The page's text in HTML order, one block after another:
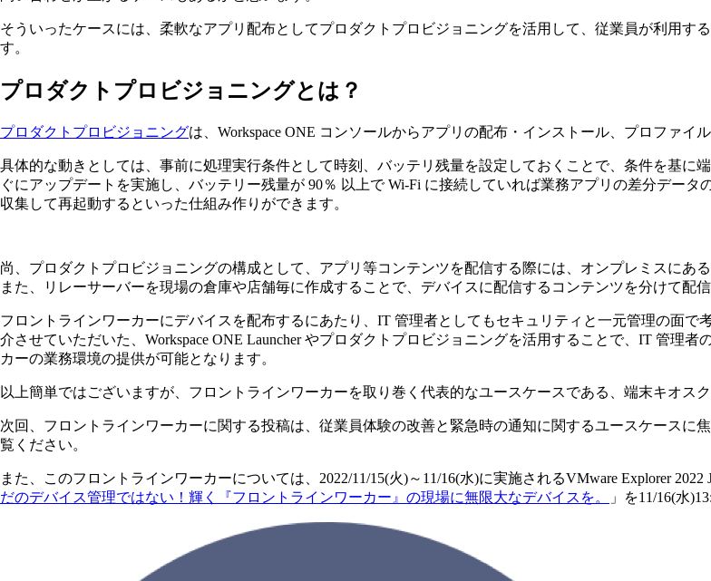
そういったケースには、柔軟なアプリ配布としてプロダクトプロビジョニングを活用して、従業員が利用
す。
プロダクトプロビジョニングとは？
プロダクトプロビジョニングは、Workspace ONE コンソールからアプリの配布・インストール、プロファイ
具体的な動きとしては、事前に処理実行条件として時刻、バッテリ残量を設定しておくことで、条件を基
ぐにアップデートを実施し、バッテリー残量が 90％ 以上で Wi-Fi に接続していれば業務アプリの差分デー
収集して再起動するといった仕組み作りができます。
尚、プロダクトプロビジョニングの構成として、アプリ等コンテンツを配信する際には、オンプレミスにあ
また、リレーサーバーを現場の倉庫や店舗毎に作成することで、デバイスに配信するコンテンツを分けて配信
フロントラインワーカーにデバイスを配布するにあたり、IT 管理者としてもセキュリティと一元管理の面
介させていただいた、Workspace ONE Launcher やプロダクトプロビジョニングを活用することで、IT 管理
カーの業務環境の提供が可能となります。
以上簡単ではございますが、フロントラインワーカーを取り巻く代表的なユースケースである、端末キオス
次回、フロントラインワーカーに関する投稿は、従業員体験の改善と緊急時の通知に関するユースケースに
覧ください。
また、このフロントラインワーカーについては、2022/11/15(火)～11/16(水)に実施されるVMware Explorer
だのデバイス管理ではない！輝く『フロントラインワーカー』の現場に無限大なデバイスを。
」を11/16(水